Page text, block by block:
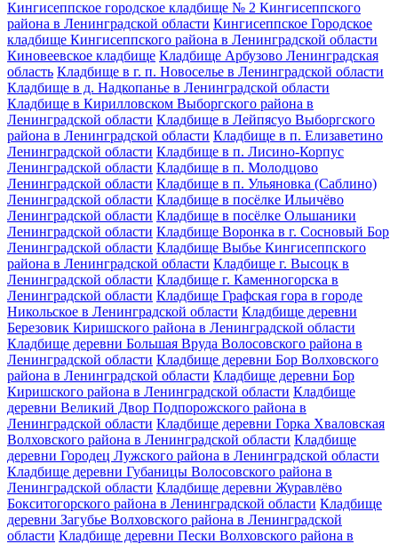
Кингисеппское городское кладбище № 2 Кингисеппского
района в Ленинградской области Кингисеппское Городское
кладбище Кингисеппского района в Ленинградской области
Киновеевское кладбище Кладбище Арбузово Ленинградская
область Кладбище в г. п. Новоселье в Ленинградской области
Кладбище в д. Надкопанье в Ленинградской области
Кладбище в Кирилловском Выборгского района в
Ленинградской области Кладбище в Лейпясуо Выборгского
района в Ленинградской области Кладбище в п. Елизаветино
Ленинградской области Кладбище в п. Лисино-Корпус
Ленинградской области Кладбище в п. Молодцово
Ленинградской области Кладбище в п. Ульяновка (Саблино)
Ленинградской области Кладбище в посёлке Ильичёво
Ленинградской области Кладбище в посёлке Ольшаники
Ленинградской области Кладбище Воронка в г. Сосновый Бор
Ленинградской области Кладбище Выбье Кингисеппского
района в Ленинградской области Кладбище г. Высоцк в
Ленинградской области Кладбище г. Каменногорска в
Ленинградской области Кладбище Графская гора в городе
Никольское в Ленинградской области Кладбище деревни
Березовик Киришского района в Ленинградской области
Кладбище деревни Большая Вруда Волосовского района в
Ленинградской области Кладбище деревни Бор Волховского
района в Ленинградской области Кладбище деревни Бор
Киришского района в Ленинградской области Кладбище
деревни Великий Двор Подпорожского района в
Ленинградской области Кладбище деревни Горка Хваловская
Волховского района в Ленинградской области Кладбище
деревни Городец Лужского района в Ленинградской области
Кладбище деревни Губаницы Волосовского района в
Ленинградской области Кладбище деревни Журавлёво
Бокситогорского района в Ленинградской области Кладбище
деревни Загубье Волховского района в Ленинградской
области Кладбище деревни Пески Волховского района в